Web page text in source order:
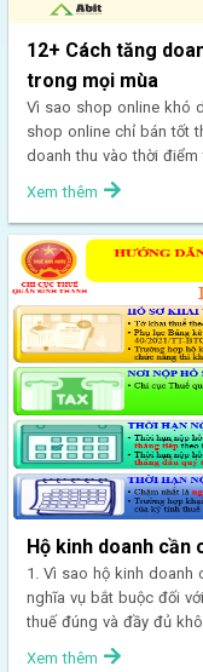
12+ Cách tăng
trong mọi mùa
Vì sao shop online khó
shop online chỉ bán tốt
doanh thu vào thời điểm
Xem thêm
Hộ kinh doanh cần
1. Vì sao hộ kinh doanh
nghĩa vụ bắt buộc đối
thuế đúng và đầy đủ
Xem thêm